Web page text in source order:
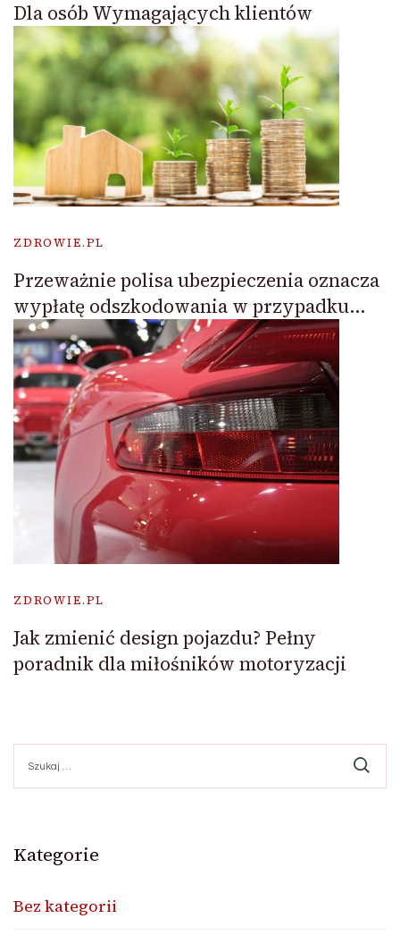
Dla osób Wymagających klientów
ZDROWIE.PL
Przeważnie polisa ubezpieczenia oznacza
wypłatę odszkodowania w przypadku…
ZDROWIE.PL
Jak zmienić design pojazdu? Pełny
poradnik dla miłośników motoryzacji
Kategorie
Bez kategorii